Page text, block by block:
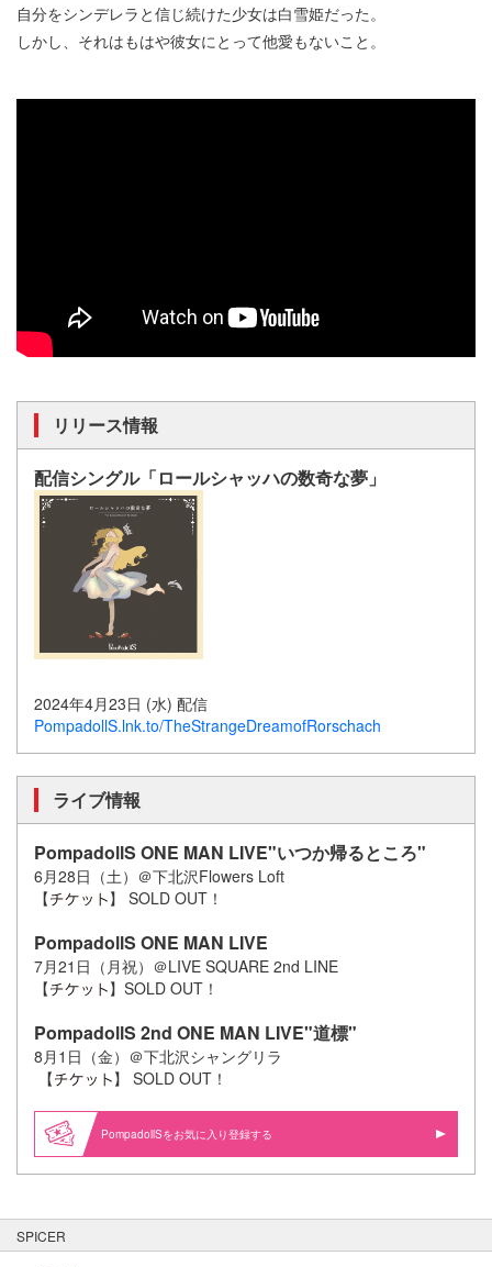
自分をシンデレラと信じ続けた少女は白雪姫だった。
しかし、それはもはや彼女にとって他愛もないこと。
リリース情報
配信シングル「ロールシャッハの数奇な夢」
2024年4月23日 (水) 配信
PompadollS.lnk.to/TheStrangeDreamofRorschach
ライブ情報
PompadollS ONE MAN LIVE"いつか帰るところ"
6月28日（土）＠下北沢Flowers Loft
【
】 SOLD OUT！
PompadollS ONE MAN LIVE
7月21日（月祝）＠LIVE SQUARE 2nd LINE
【
】SOLD OUT！
PompadollS 2nd ONE MAN LIVE"道標"
8月1日（金）＠下北沢シャングリラ
【
】 SOLD OUT！
PompadollSをお気に入り登録する
SPICER